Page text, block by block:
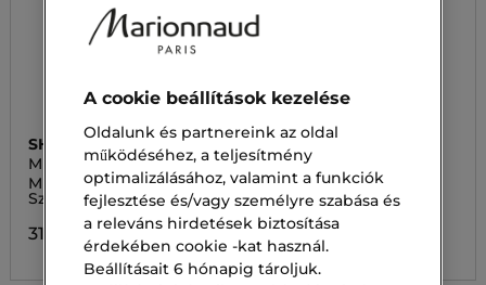
SHISEIDO
MEN TOTAL
MEN TOTAL REVITALIZER
Szemkörnyékápoló
31 800,00 Ft
BIOTHERM
AQUASOURCE
REVITALIZER
Szemkrém
19 400,00 Ft
A cookie beállítások kezelése
Oldalunk és partnereink az oldal
működéséhez, a teljesítmény
optimalizálásához, valamint a funkciók
fejlesztése és/vagy személyre szabása és
a releváns hirdetések biztosítása
érdekében cookie -kat használ.
Beállításait 6 hónapig tároljuk.